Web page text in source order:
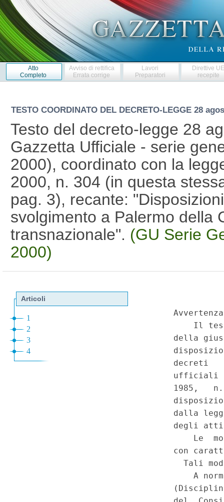
Atto
Completo
Avviso di rettifica
Errata corrige
Lavori
Preparatori
Direttive
recepite
TESTO COORDINATO DEL DECRETO-LEGGE 28
Testo del decreto-legge 28
Gazzetta Ufficiale - serie
2000), coordinato con la
2000, n. 304 (in questa
pag. 3), recante:
svolgimento a Palermo della
transnazionale". (GU Serie
2000)